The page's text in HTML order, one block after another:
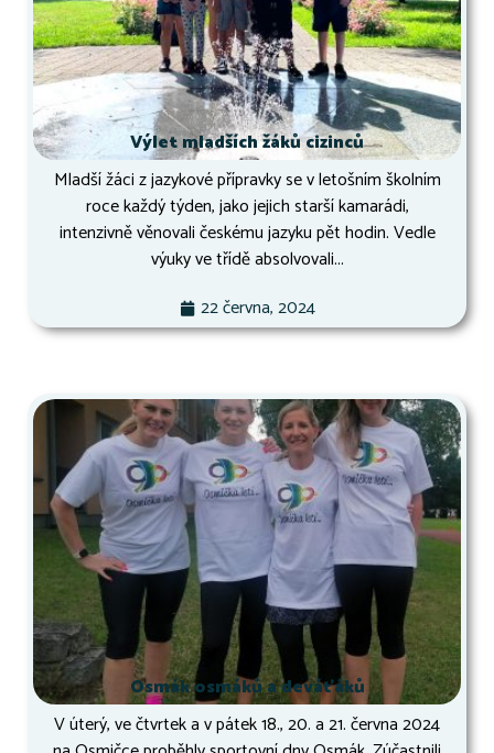
Výlet mladších žáků cizinců
Mladší žáci z jazykové přípravky se v letošním školním
roce každý týden, jako jejich starší kamarádi,
intenzivně věnovali českému jazyku pět hodin. Vedle
výuky ve třídě absolvovali...
22 června, 2024
Osmák osmáků a deváťáků
V úterý, ve čtvrtek a v pátek 18., 20. a 21. června 2024